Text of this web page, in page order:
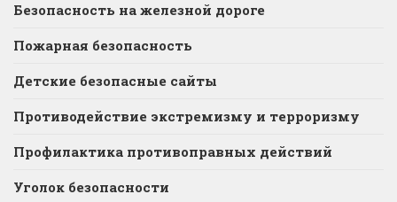
Безопасность на железной дороге
Пожарная безопасность
Детские безопасные сайты
Противодействие экстремизму и терроризму
Профилактика противоправных действий
Уголок безопасности